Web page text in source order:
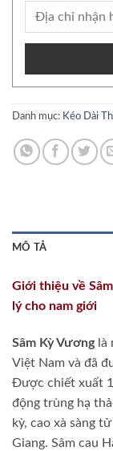
Danh mục: Kéo Dài
MÔ TẢ
Giới thiệu về
lý cho nam giới
Sâm Kỳ Vươnglà
Việt Nam và đã
Được chiết xuất
động trùng hạ
kỳ, cao xà sàng
Giang. Sâm cau